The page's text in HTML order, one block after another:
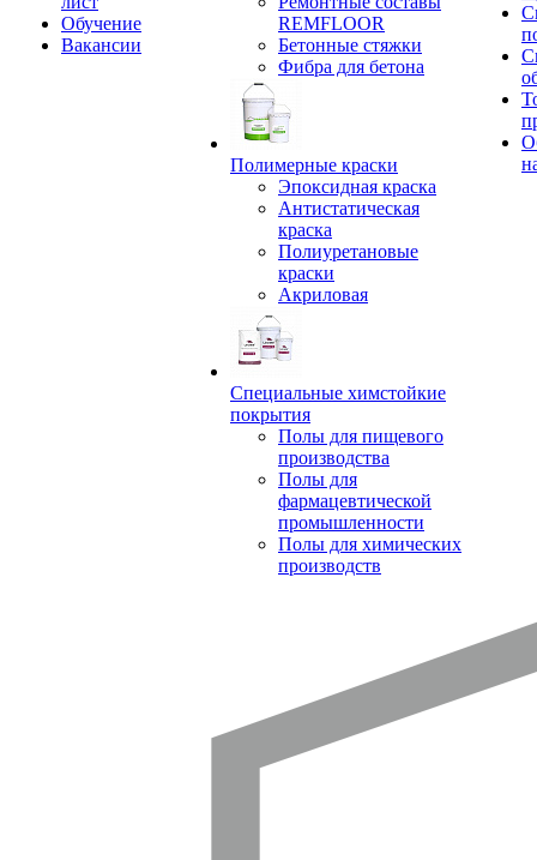
Обучение
Вакансии
REMFLOOR
Бетонные стяжки
Фибра для бетона
Полимерные краски
Эпоксидная краска
Антистатическая
краска
Полиуретановые
краски
Акриловая
Специальные химстойкие
покрытия
Полы для пищевого
производства
Полы для
фармацевтической
промышленности
Полы для химических
производств